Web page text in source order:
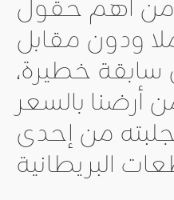
من أهم حقول
ودون مقابل
سابقة خطيرة،
أرضنا بالسعر
من إحدى